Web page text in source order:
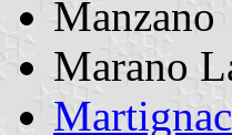
Manzano
Marano